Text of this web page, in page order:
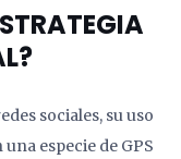
sociales, su uso
especie de GPS